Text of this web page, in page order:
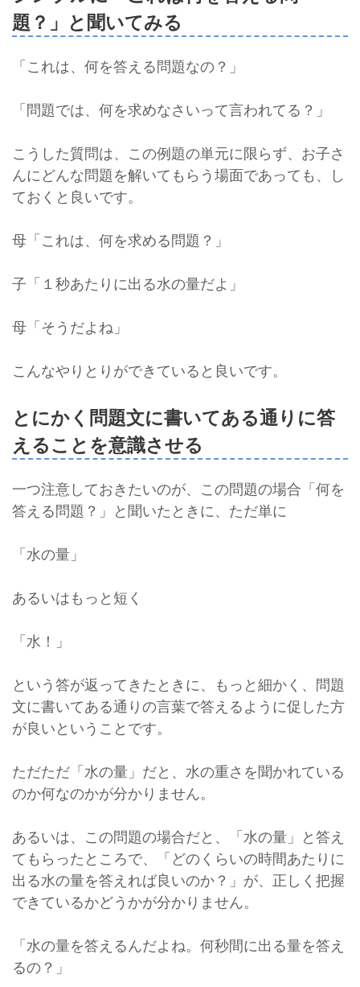
題？」と聞いてみる
「これは、何を答える問題なの？」
「問題では、何を求めなさいって言われてる？」
こうした質問は、この例題の単元に限らず、お子さ
んにどんな問題を解いてもらう場面であっても、し
ておくと良いです。
母「これは、何を求める問題？」
子「１秒あたりに出る水の量だよ」
母「そうだよね」
こんなやりとりができていると良いです。
とにかく問題文に書いてある通りに答
えることを意識させる
一つ注意しておきたいのが、この問題の場合「何を
答える問題？」と聞いたときに、ただ単に
「水の量」
あるいはもっと短く
「水！」
という答が返ってきたときに、もっと細かく、問題
文に書いてある通りの言葉で答えるように促した方
が良いということです。
ただただ「水の量」だと、水の重さを聞かれている
のか何なのかが分かりません。
あるいは、この問題の場合だと、「水の量」と答え
てもらったところで、「どのくらいの時間あたりに
出る水の量を答えれば良いのか？」が、正しく把握
できているかどうかが分かりません。
「水の量を答えるんだよね。何秒間に出る量を答え
るの？」